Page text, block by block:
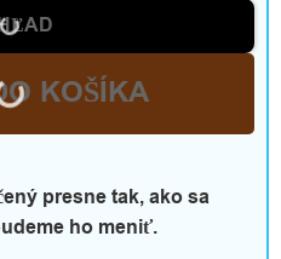
KOŠÍKA
presne tak, ako sa
ho meniť.